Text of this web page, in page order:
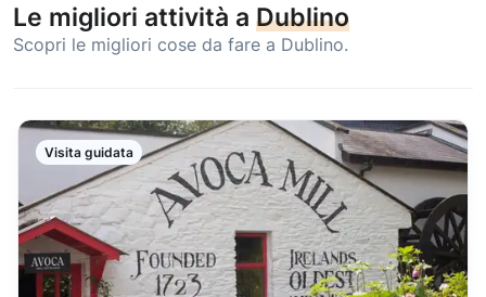
Le migliori attività a Dublino
Scopri le migliori cose da fare a Dublino.
Visita guidata